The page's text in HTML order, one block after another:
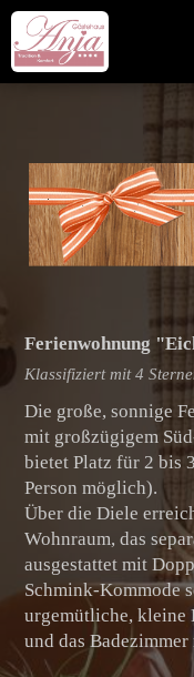
Ferienwohnung
Klassifiziert mit 4
Die große, sonnige
mit großzügigem
bietet Platz für 2 bis
Person möglich).
Über die Diele
Wohnraum, das
ausgestattet mit
Schmink-Kommode
urgemütliche, kleine
und das